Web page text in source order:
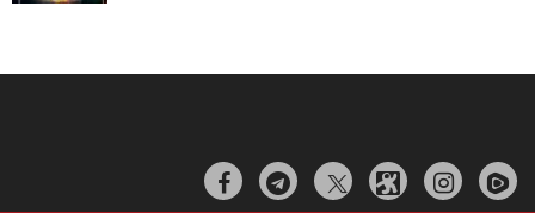
  